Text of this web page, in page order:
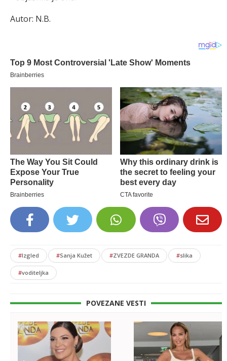
Autor: N.B.
#Izgled #Sanja Kužet #ZVEZDE GRANDA #slika
#voditeljka
POVEZANE VESTI